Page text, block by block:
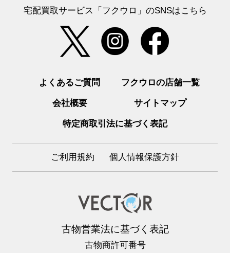
宅配買取サービス「フクウロ」のSNSはこちら
よくあるご質問 フクウロの店舗一覧
会社概要 サイトマップ
特定商取引法に基づく表記
ご利用規約 個人情報保護方針
古物営業法に基づく表記
古物商許可番号